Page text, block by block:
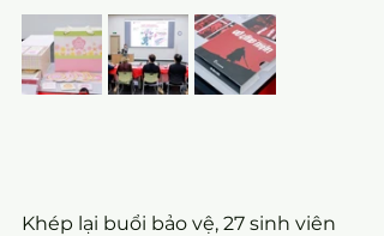
Khép lại buổi bảo vệ, 27 sinh viên